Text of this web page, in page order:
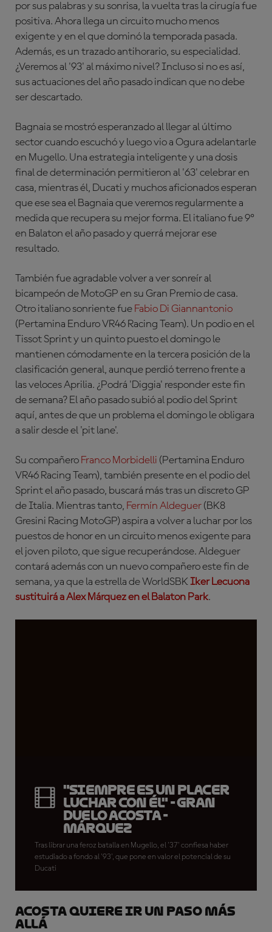
por sus palabras y su sonrisa, la vuelta tras la cirugía fue
positiva. Ahora llega un circuito mucho menos
exigente y en el que dominó la temporada pasada.
Además, es un trazado antihorario, su especialidad.
¿Veremos al '93' al máximo nivel? Incluso si no es así,
sus actuaciones del año pasado indican que no debe
ser descartado.
Bagnaia se mostró esperanzado al llegar al último
sector cuando escuchó y luego vio a Ogura adelantarle
en Mugello. Una estrategia inteligente y una dosis
final de determinación permitieron al '63' celebrar en
casa, mientras él, Ducati y muchos aficionados esperan
que ese sea el Bagnaia que veremos regularmente a
medida que recupera su mejor forma. El italiano fue 9º
en Balaton el año pasado y querrá mejorar ese
resultado.
También fue agradable volver a ver sonreír al
bicampeón de MotoGP en su Gran Premio de casa.
Otro italiano sonriente fue Fabio Di Giannantonio
(Pertamina Enduro VR46 Racing Team). Un podio en el
Tissot Sprint y un quinto puesto el domingo le
mantienen cómodamente en la tercera posición de la
clasificación general, aunque perdió terreno frente a
las veloces Aprilia. ¿Podrá 'Diggia' responder este fin
de semana? El año pasado subió al podio del Sprint
aquí, antes de que un problema el domingo le obligara
a salir desde el 'pit lane'.
Su compañero Franco Morbidelli (Pertamina Enduro
VR46 Racing Team), también presente en el podio del
Sprint el año pasado, buscará más tras un discreto GP
de Italia. Mientras tanto, Fermín Aldeguer (BK8
Gresini Racing MotoGP) aspira a volver a luchar por los
puestos de honor en un circuito menos exigente para
el joven piloto, que sigue recuperándose. Aldeguer
contará además con un nuevo compañero este fin de
semana, ya que la estrella de WorldSBKIker Lecuona
sustituirá aAlex Márquezen el Balaton Park.
"Siempre es un placer
luchar con él" - Gran
duelo Acosta -
Márquez
Tras librar una feroz batalla en Mugello, el '37' confiesa haber
estudiado a fondo al '93', que pone en valor el potencial de su
Ducati
ACOSTA QUIERE IR UN PASO MÁS
ALLÁ